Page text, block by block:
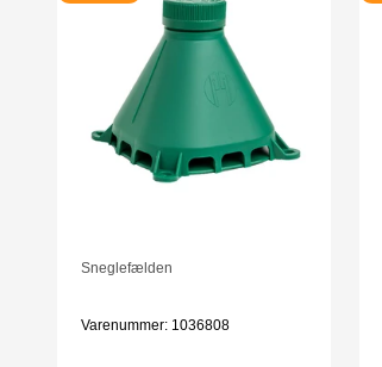
Sneglefælden
Varenummer: 1036808